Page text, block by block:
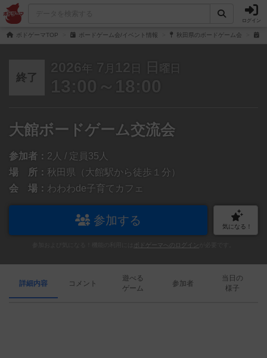
ログイン
ボドゲーマTOP ボードゲーム会/イベント情報 秋田県のボードゲーム会
終了
2026 年 7 月 12 日 日 曜日
13:00～18:00
大館ボードゲーム交流会
参加者： 2人 / 定員35人
場 所： 秋田県（大館駅から徒歩１分）
会 場： わわわde子育てカフェ
参加する 気になる！
ボドゲーマへのログイン
詳細内容 コメント
遊べる
ゲーム
参加者
当日の
様子